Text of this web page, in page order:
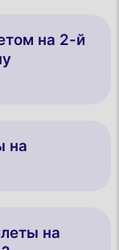
на 2-й
на
на